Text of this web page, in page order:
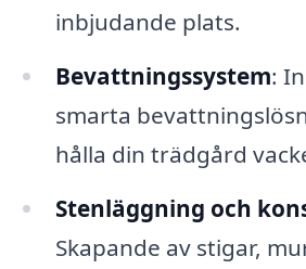
inbjudande plats.
Bevattningssystem:
smarta
hålla din trädgård
Stenläggning och
Skapande av stigar,